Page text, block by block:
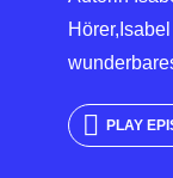
PLAY